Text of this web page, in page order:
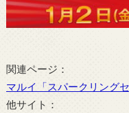
関連ページ：
マルイ「スパークリング
他サイト：